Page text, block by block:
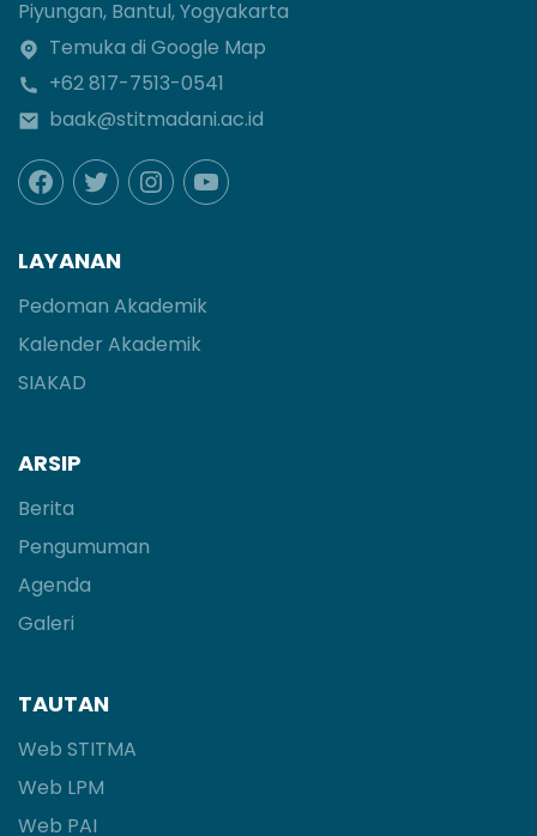
Piyungan, Bantul, Yogyakarta
Temuka di Google Map
+62 817-7513-0541
baak@stitmadani.ac.id
LAYANAN
Pedoman Akademik
Kalender Akademik
SIAKAD
ARSIP
Berita
Pengumuman
Agenda
Galeri
TAUTAN
Web STITMA
Web LPM
Web PAI